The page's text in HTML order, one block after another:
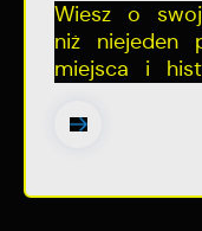
Wiesz o
niż niejeden
miejsca i